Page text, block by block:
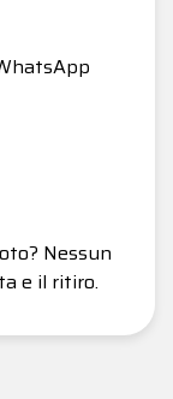
Nessun
e il ritiro.